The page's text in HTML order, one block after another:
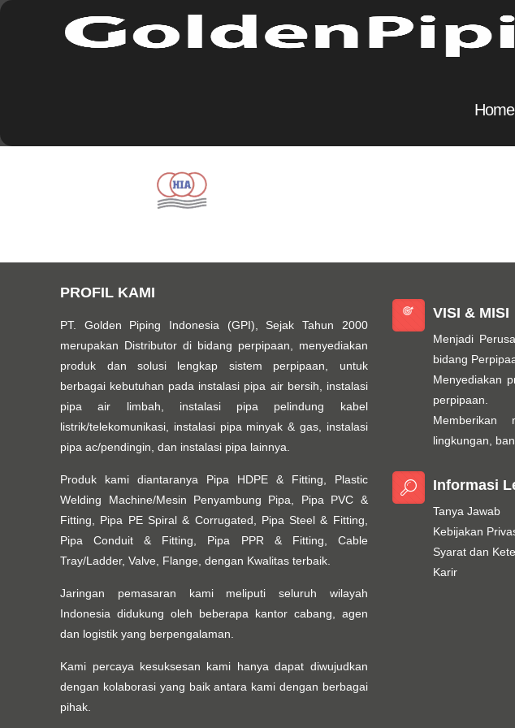
Home
PROFIL KAMI
PT. Golden Piping Indonesia (GPI), Sejak Tahun 2000
merupakan Distributor di bidang perpipaan, menyediakan
produk dan solusi lengkap sistem perpipaan, untuk
berbagai kebutuhan pada instalasi pipa air bersih, instalasi
pipa air limbah, instalasi pipa pelindung kabel
listrik/telekomunikasi, instalasi pipa minyak & gas, instalasi
pipa ac/pendingin, dan instalasi pipa lainnya.
Produk kami diantaranya Pipa HDPE & Fitting, Plastic
Welding Machine/Mesin Penyambung Pipa, Pipa PVC &
Fitting, Pipa PE Spiral & Corrugated, Pipa Steel & Fitting,
Pipa Conduit & Fitting, Pipa PPR & Fitting, Cable
Tray/Ladder, Valve, Flange, dengan Kwalitas terbaik.
Jaringan pemasaran kami meliputi seluruh wilayah
Indonesia didukung oleh beberapa kantor cabang, agen
dan logistik yang berpengalaman.
Kami percaya kesuksesan kami hanya dapat diwujudkan
dengan kolaborasi yang baik antara kami dengan berbagai
pihak.
VISI & MISI
Menjadi
bidang
Menyediakan
perpipaan.
Memberikan
lingkungan,
Informasi
Tanya Jawab
Kebijakan
Syarat dan
Karir